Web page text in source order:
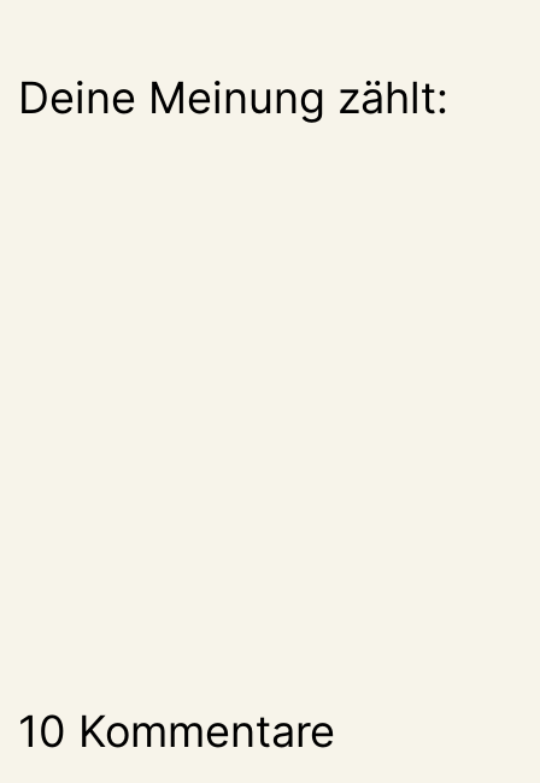
Deine Meinung zählt:
10 Kommentare